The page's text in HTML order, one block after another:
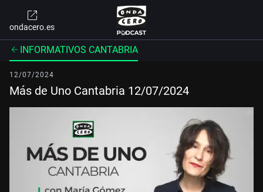
ondacero.es
INFORMATIVOS CANTABRIA
12/07/2024
Más de Uno Cantabria 12/07/2024